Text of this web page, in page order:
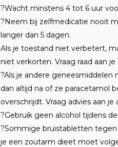
?Wacht minstens 4 tot 6 uur
?Neem bij zelfmedicatie nooit
langer dan 5 dagen.
Als je toestand niet verbetert,
niet verkorten. Vraag raad aan
?Als je andere
dan altijd na of ze paracetamol
overschrijdt. Vraag advies aan
?Gebruik geen alcohol tijdens
?Sommige bruistabletten
je een zoutarm dieet moet